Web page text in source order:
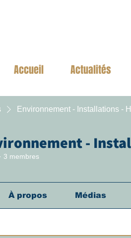
Accueil Actualités
Environnement - Installations -
-
· 3 membres
À propos Médias